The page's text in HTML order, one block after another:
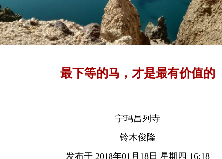
最下等的马，才是最有价值的
宁玛昌列寺
铃木俊隆
发布于 2018年01月18日 星期四 16:18